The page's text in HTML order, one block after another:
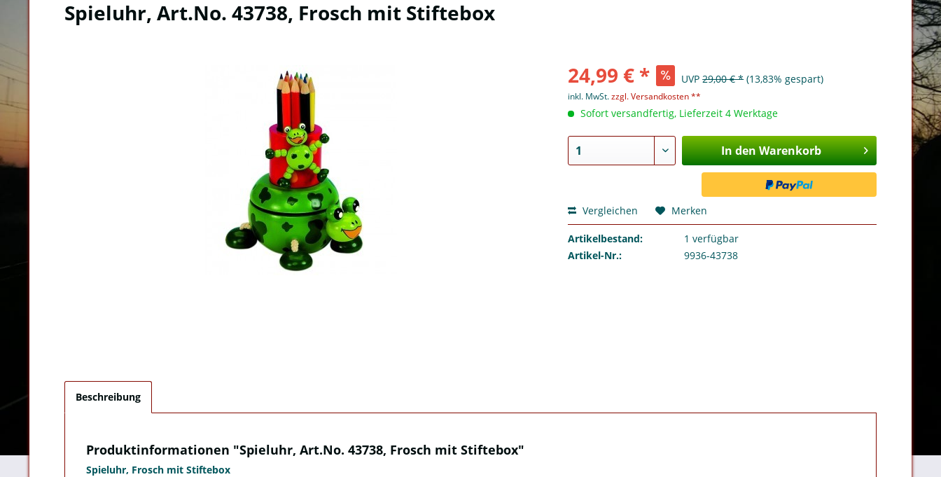
Spieluhr, Art.No. 43738, Frosch mit Stiftebox
24,99 € * UVP29,00 € * (13,83% gespart)
inkl. MwSt.zzgl. Versandkosten **
Sofort versandfertig, Lieferzeit 4 Werktage
In den Warenkorb
Vergleichen Merken
Artikelbestand: 1 verfügbar
Artikel-Nr.:
9936-43738
Beschreibung
Produktinformationen "Spieluhr, Art.No. 43738, Frosch mit Stiftebox"
Spieluhr, Frosch mit Stiftebox